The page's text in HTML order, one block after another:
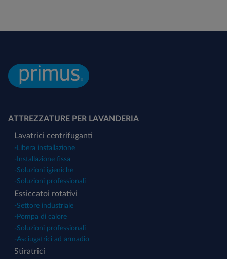
ATTREZZATURE PER LAVANDERIA
Lavatrici centrifuganti
- Libera installazione
- Installazione fissa
-Soluzioni igieniche
-Soluzioni professionali
Essiccatoi rotativi
-Settore industriale
- Pompa di calore
-Soluzioni professionali
-Asciugatrici ad armadio
Stiratrici